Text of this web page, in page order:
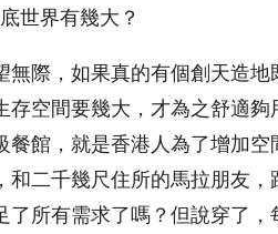
世界有幾大？
無際，如果真的有個創天造
存空間要幾大，才為之舒適
餐館，就是香港人為了增加
和二千幾尺住所的馬拉朋友
了所有需求了嗎？但說穿了